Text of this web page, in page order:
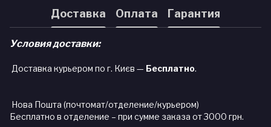
Доставка Оплата Гарантия
Условия доставки:
Доставка курьером по г. Києв — Бесплатно.
Нова Пошта (почтомат/отделение/курьером)
Бесплатно в отделение – при сумме заказа от 3000 грн.